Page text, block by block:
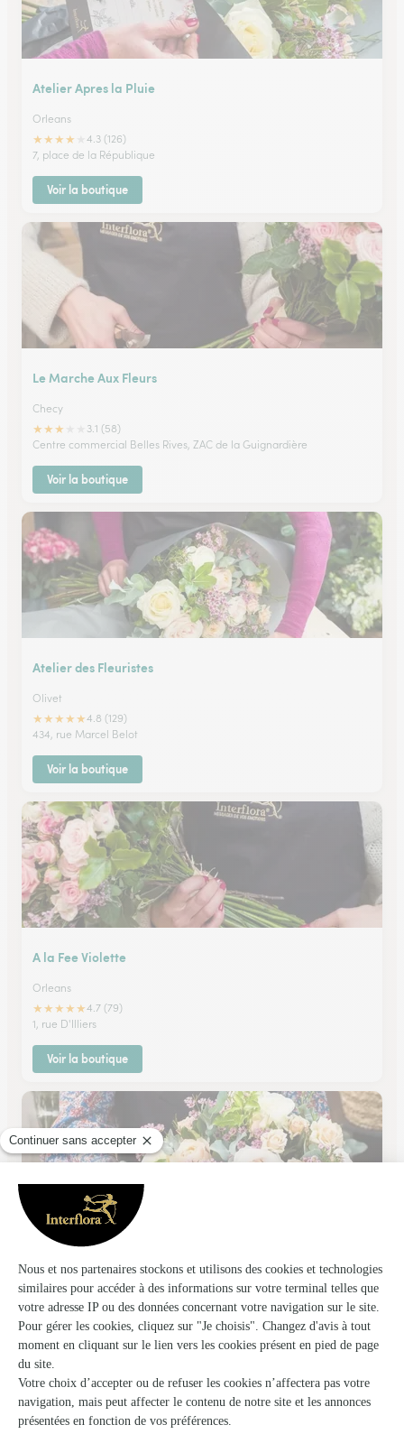
Atelier Apres la Pluie
Orleans
★★★★
4.3 (126)
7, place de la République
Voir la boutique
Le Marche Aux Fleurs
Checy
★★★
3.1 (58)
Centre commercial Belles Rives, ZAC de la Guignardière
Voir la boutique
Atelier des Fleuristes
Olivet
★★★★★4.8 (129)
434, rue Marcel Belot
Voir la boutique
A la Fee Violette
Orleans
★★★★★4.7 (79)
1, rue D'Illiers
Voir la boutique
Charline Pritscaloff
Orleans
★
14, rue Bannier
Voir la boutique